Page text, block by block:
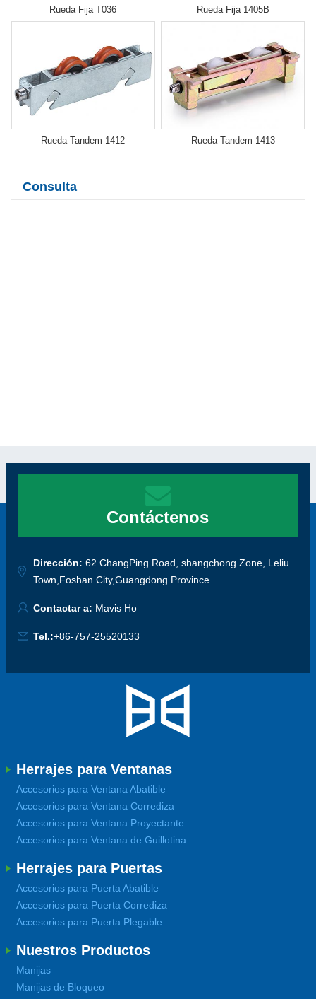
Rueda Fija T036 Rueda Fija 1405B
Rueda Tandem 1412 Rueda Tandem 1413
Consulta
Contáctenos
Dirección: 62 ChangPing Road, shangchong Zone, Leliu
Town,Foshan City,Guangdong Province
Contactar a: Mavis Ho
Tel.:+86-757-25520133
Herrajes para Ventanas
Accesorios para Ventana Abatible
Accesorios para Ventana Corrediza
Accesorios para Ventana Proyectante
Accesorios para Ventana de Guillotina
Herrajes para Puertas
Accesorios para Puerta Abatible
Accesorios para Puerta Corrediza
Accesorios para Puerta Plegable
Nuestros Productos
Manijas
Manijas de Bloqueo